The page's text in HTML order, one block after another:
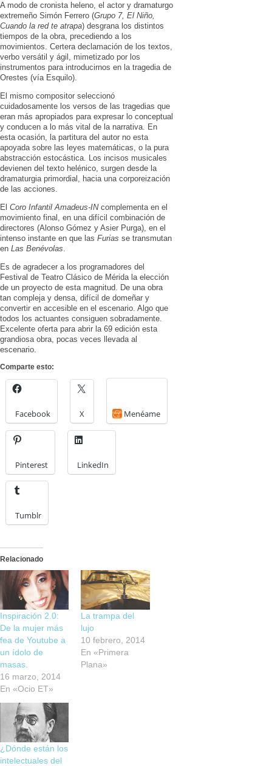
A modo de cronista heleno, el actor y dramaturgo
extremeño Simón Ferrero (Grupo 7, El Niño,
Cuando la red te atrapa) desgrana los distintos
tiempos de la obra, precediendo a los
movimientos. Certera declamación de los textos,
verbo versátil y ágil, mimetizado por los
instrumentos para introducirnos en la tragedia de
Orestes (vía Esquilo).
El mismo compositor seleccionó
cuidadosamente los versos de las tragedias que
eran más apropiados para expresar lo conceptual
y conducen a lo más vital de la narrativa. En
esta ocasión, la partitura del autor no esta
apoyada sobre las leyes matemáticas, o la pura
abstracción estocástica. Los incisos musicales
devienen del texto helénico, surgen desde la
dramaturgia primordial, hacia una corporeización
de las acciones.
El Coro Infantil Amadeus-INcomplementa en el
movimiento final, en una difícil combinación de
directores (Alonso Gómez y Asier Purga), en el
intenso instante en que las Furias se transmutan
en Las Benévolas.
Es de agradecer a los programadores del
Festival de Teatro Clásico de Mérida la elección
de un proyecto de esta magnitud. De una obra
tan compleja y densa, difícil de domeñar y
convertir en accesible en el escenario. Algo que
todos los actuantes consiguen sobradamente.
Excelente oferta para abrir la 69 edición esta
grandiosa obra, pocas veces llevada al
escenario.
Comparte esto:
Facebook X Menéame
Pinterest LinkedIn
Tumblr
Relacionado
Inspiración 2.0:
De la mujer más
fea de Youtube a
un ídolo de
masas.
16 marzo, 2014
En «Ocio ET»
La trampa del
lujo
10 febrero, 2014
En «Primera
Plana»
¿Dónde están los
intelectuales del